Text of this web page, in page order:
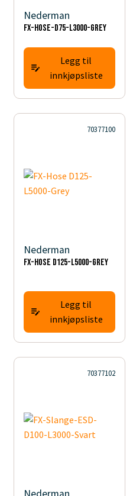
Nederman
FX-Hose-D75-L3000-Grey
Legg til
innkjøpsliste
70377100
Nederman
FX-Hose D125-L5000-Grey
Legg til
innkjøpsliste
70377102